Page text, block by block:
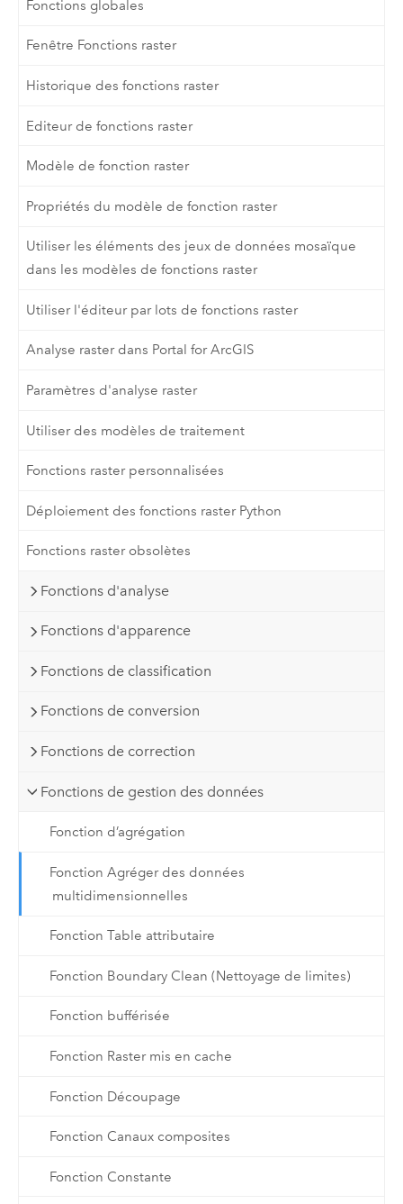
Fonctions globales
Fenêtre Fonctions raster
Historique des fonctions raster
Editeur de fonctions raster
Modèle de fonction raster
Propriétés du modèle de fonction raster
Utiliser les éléments des jeux de données mosaïque
dans les modèles de fonctions raster
Utiliser l'éditeur par lots de fonctions raster
Analyse raster dans Portal for ArcGIS
Paramètres d'analyse raster
Utiliser des modèles de traitement
Fonctions raster personnalisées
Déploiement des fonctions raster Python
Fonctions raster obsolètes
Fonctions d'analyse
Fonctions d'apparence
Fonctions de classification
Fonctions de conversion
Fonctions de correction
Fonctions de gestion des données
Fonction d’agrégation
Fonction Agréger des données
multidimensionnelles
Fonction Table attributaire
Fonction Boundary Clean (Nettoyage de limites)
Fonction bufférisée
Fonction Raster mis en cache
Fonction Découpage
Fonction Canaux composites
Fonction Constante